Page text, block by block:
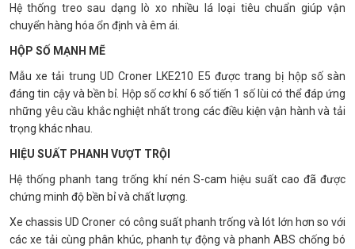
Hệ thống treo sau dạng lò xo nhiều lá loại tiêu chuẩn giúp vận
chuyển hàng hóa ổn định và êm ái.
HỘP SỐ MẠNH MẼ
Mẫu xe tải trung UD Croner LKE210 E5 được trang bị hộp số sàn
đáng tin cậy và bền bỉ. Hộp số cơ khí 6 số tiến 1 số lùi có thể đáp ứng
những yêu cầu khắc nghiệt nhất trong các điều kiện vận hành và tải
trọng khác nhau.
HIỆU SUẤT PHANH VƯỢT TRỘI
Hệ thống phanh tang trống khí nén S-cam hiệu suất cao đã được
chứng minh độ bền bỉ và chất lượng.
Xe chassis UD Croner có công suất phanh trống và lót lớn hơn so với
các xe tải cùng phân khúc, phanh tự động và phanh ABS chống bó